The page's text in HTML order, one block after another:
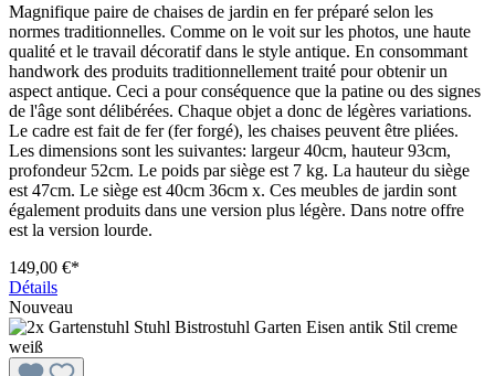
Magnifique paire de chaises de jardin en fer préparé selon les
normes traditionnelles. Comme on le voit sur les photos, une haute
qualité et le travail décoratif dans le style antique. En consommant
handwork des produits traditionnellement traité pour obtenir un
aspect antique. Ceci a pour conséquence que la patine ou des signes
de l'âge sont délibérées. Chaque objet a donc de légères variations.
Le cadre est fait de fer (fer forgé), les chaises peuvent être pliées.
Les dimensions sont les suivantes: largeur 40cm, hauteur 93cm,
profondeur 52cm. Le poids par siège est 7 kg. La hauteur du siège
est 47cm. Le siège est 40cm 36cm x. Ces meubles de jardin sont
également produits dans une version plus légère. Dans notre offre
est la version lourde.
149,00 €*
Détails
Nouveau